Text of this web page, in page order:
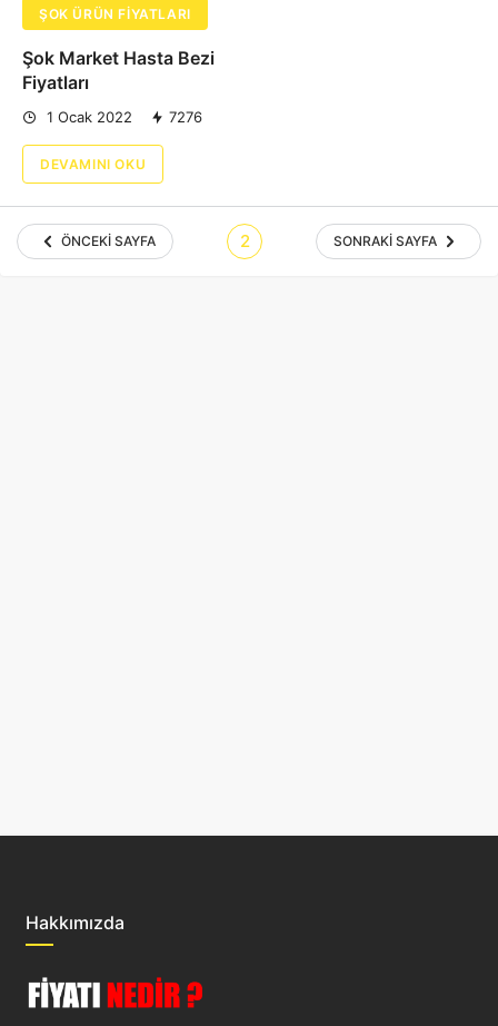
ŞOK ÜRÜN FIYATLARI
Şok Market Hasta Bezi
Fiyatları
1 Ocak 2022 7276
DEVAMINI OKU
ÖNCEKI SAYFA 2 SONRAKI SAYFA
Hakkımızda